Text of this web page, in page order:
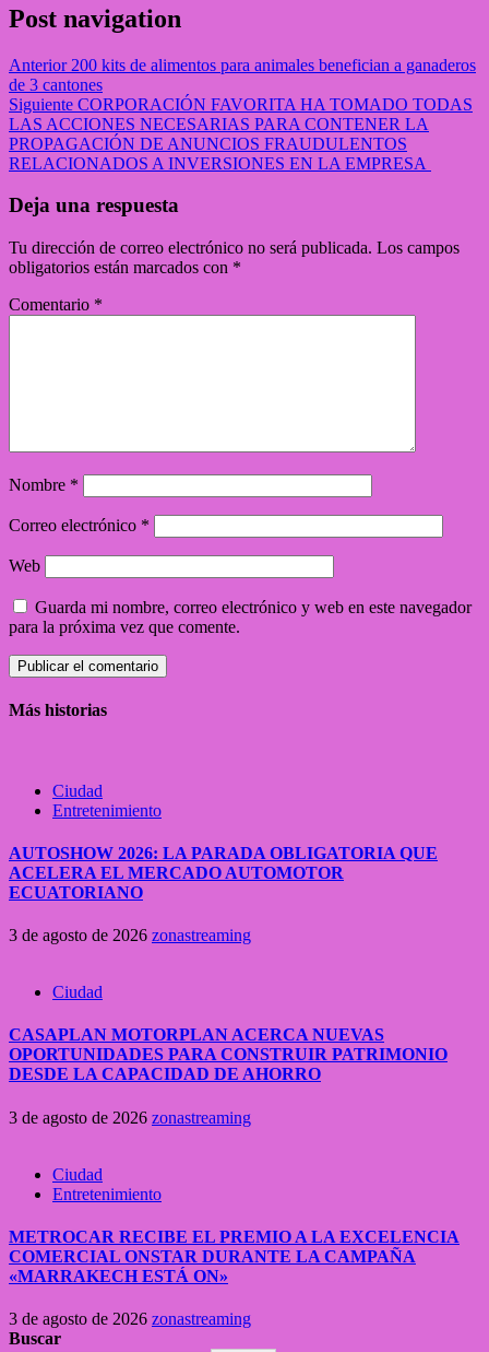
Post navigation
Anterior200 kits de alimentos para animales benefician a ganaderos
de 3 cantones
Siguiente CORPORACIÓN FAVORITA HA TOMADO TODAS
LAS ACCIONES NECESARIAS PARA CONTENER LA
PROPAGACIÓN DE ANUNCIOS FRAUDULENTOS
RELACIONADOS A INVERSIONES EN LA EMPRESA
Deja una respuesta
Tu dirección de correo electrónico no será publicada. Los campos
obligatorios están marcados con *
Comentario *
Nombre *
Correo electrónico *
Web
Guarda mi nombre, correo electrónico y web en este navegador
para la próxima vez que comente.
Más historias
Ciudad
Entretenimiento
AUTOSHOW 2026: LA PARADA OBLIGATORIA QUE
ACELERA EL MERCADO AUTOMOTOR
ECUATORIANO
3 de agosto de 2026 zonastreaming
Ciudad
CASAPLAN MOTORPLAN ACERCA NUEVAS
OPORTUNIDADES PARA CONSTRUIR PATRIMONIO
DESDE LA CAPACIDAD DE AHORRO
3 de agosto de 2026 zonastreaming
Ciudad
Entretenimiento
METROCAR RECIBE EL PREMIO A LA EXCELENCIA
COMERCIAL ONSTAR DURANTE LA CAMPAÑA
«MARRAKECH ESTÁ ON»
3 de agosto de 2026 zonastreaming
Buscar